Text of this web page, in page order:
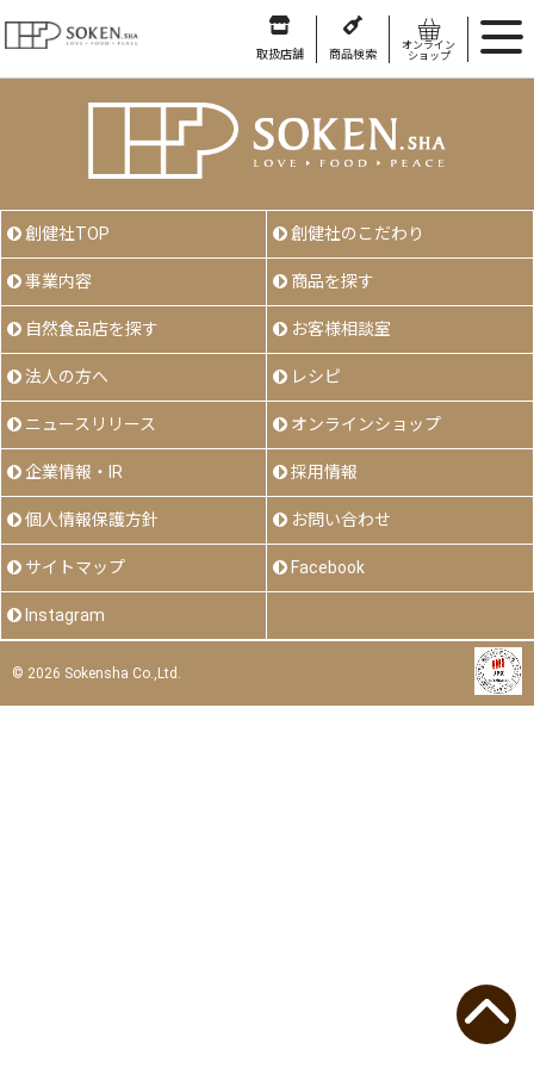
取扱店舗 商品検索
オンライン
ショップ
創健社TOP 創健社のこだわり
事業内容 商品を探す
自然食品店を探す お客様相談室
法人の方へ レシピ
ニュースリリース オンラインショップ
企業情報・IR 採用情報
個人情報保護方針 お問い合わせ
サイトマップ Facebook
Instagram
© 2026 Sokensha Co.,Ltd.